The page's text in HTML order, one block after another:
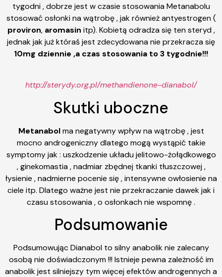
tygodni , dobrze jest w czasie stosowania Metanabolu
stosować osłonki na wątrobę , jak również antyestrogen (
proviron, aromasin itp). Kobietą odradza się ten steryd ,
jednak jak już któraś jest zdecydowana nie przekracza się
10mg dziennie ,a czas stosowania to 3 tygodnie!!!
http://sterydy.org.pl/methandienone-dianabol/
Skutki uboczne
Metanabolma negatywny wpływ na wątrobę , jest
mocno androgeniczny dlatego mogą wystąpić takie
symptomy jak : uszkodzenie układu jelitowo-żołądkowego
, ginekomastia , nadmiar zbędnej tkanki tłuszczowej ,
łysienie , nadmierne pocenie się , intensywne owłosienie na
ciele itp. Dlatego ważne jest nie przekraczanie dawek jak i
czasu stosowania , o osłonkach nie wspomnę .
Podsumowanie
Podsumowując Dianabol to silny anabolik nie zalecany
osobą nie doświadczonym !!! Istnieje pewna zależność im
anabolik jest silniejszy tym więcej efektów androgennych a